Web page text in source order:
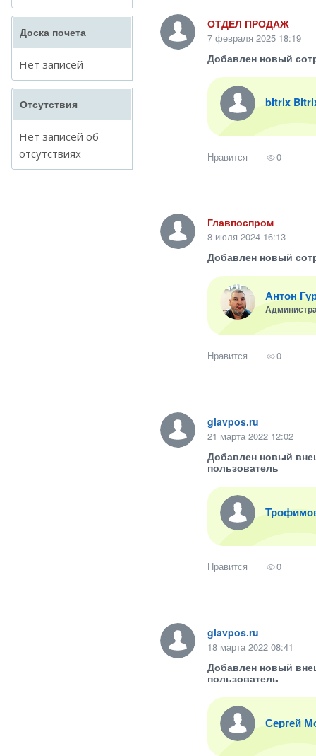
Доска почета
Нет записей
Отсутствия
Нет записей об
отсутствиях
ОТДЕЛ ПРОДАЖ
7 февраля 2025 18:19
Добавлен новый
bitrix
Нравится 0
Главпоспром
8 июля 2024 16:13
Добавлен новый
Антон
Нравится 0
glavpos.ru
21 марта 2022 12:02
Добавлен новый
пользователь
Нравится 0
glavpos.ru
18 марта 2022 08:41
Добавлен новый
пользователь
Сергей